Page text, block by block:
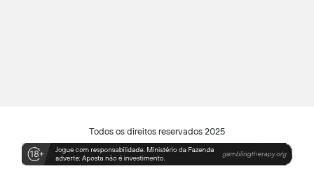
Todos os direitos reservados 2025